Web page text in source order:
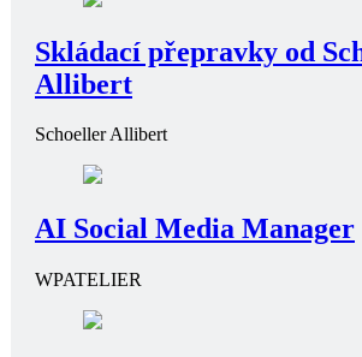
Skládací přepravky od
Allibert
Schoeller Allibert
AI Social Media Manager
WPATELIER